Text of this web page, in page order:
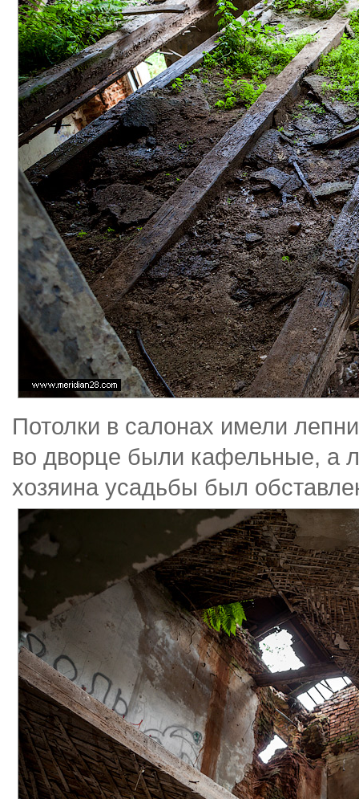
Потолки в салонах имели
во дворце были кафельные, а
хозяина усадьбы был